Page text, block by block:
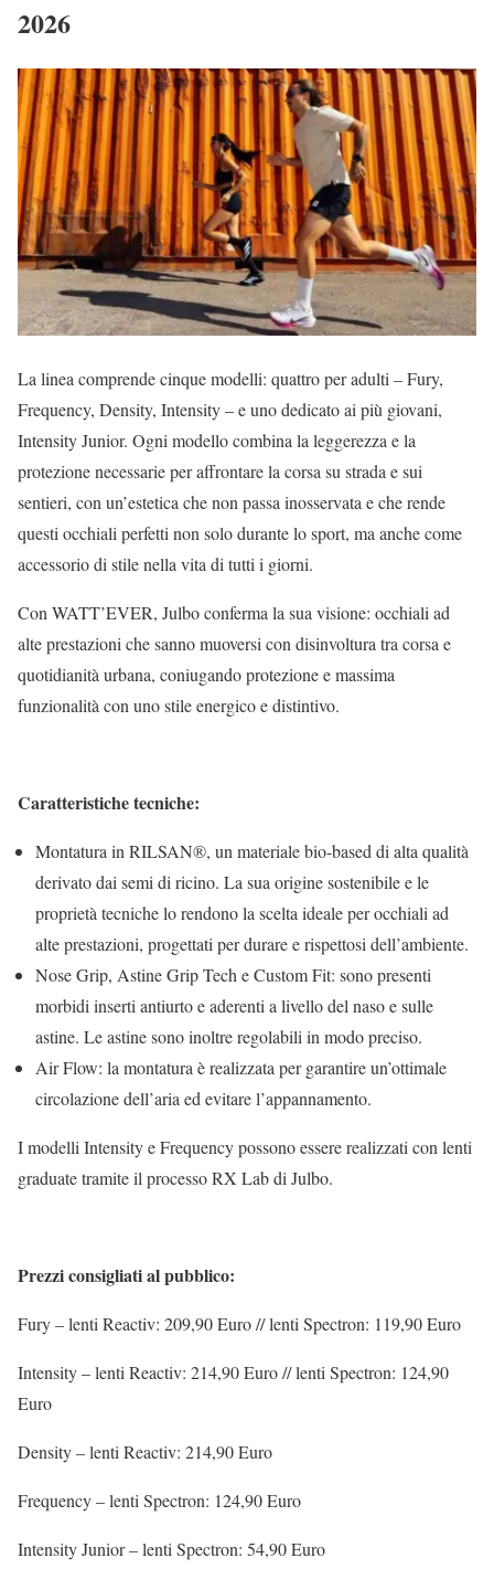
2026
La linea comprende cinque modelli: quattro per adulti – Fury,
Frequency, Density, Intensity – e uno dedicato ai più giovani,
Intensity Junior. Ogni modello combina la leggerezza e la
protezione necessarie per affrontare la corsa su strada e sui
sentieri, con un’estetica che non passa inosservata e che rende
questi occhiali perfetti non solo durante lo sport, ma anche come
accessorio di stile nella vita di tutti i giorni.
Con WATT’EVER, Julbo conferma la sua visione: occhiali ad
alte prestazioni che sanno muoversi con disinvoltura tra corsa e
quotidianità urbana, coniugando protezione e massima
funzionalità con uno stile energico e distintivo.
Caratteristiche tecniche:
Montatura in RILSAN®, un materiale bio-based di alta qualità
derivato dai semi di ricino. La sua origine sostenibile e le
proprietà tecniche lo rendono la scelta ideale per occhiali ad
alte prestazioni, progettati per durare e rispettosi dell’ambiente.
Nose Grip, Astine Grip Tech e Custom Fit: sono presenti
morbidi inserti antiurto e aderenti a livello del naso e sulle
astine. Le astine sono inoltre regolabili in modo preciso.
Air Flow: la montatura è realizzata per garantire un’ottimale
circolazione dell’aria ed evitare l’appannamento.
I modelli Intensity e Frequency possono essere realizzati con lenti
graduate tramite il processo RX Lab di Julbo.
Prezzi consigliati al pubblico:
Fury – lenti Reactiv: 209,90 Euro // lenti Spectron: 119,90 Euro
Intensity – lenti Reactiv: 214,90 Euro // lenti Spectron: 124,90
Euro
Density – lenti Reactiv: 214,90 Euro
Frequency – lenti Spectron: 124,90 Euro
Intensity Junior – lenti Spectron: 54,90 Euro